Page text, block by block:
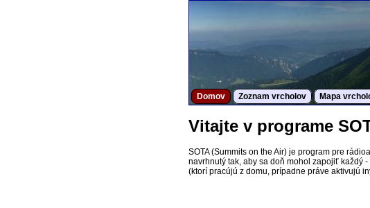
Domov Zoznam vrcholov Mapa
Vitajte v programe
SOTA (Summits on the Air) je program pre
navrhnutý tak, aby sa doň mohol zapojiť každý
(ktorí pracújú z domu, prípadne práve aktivujú